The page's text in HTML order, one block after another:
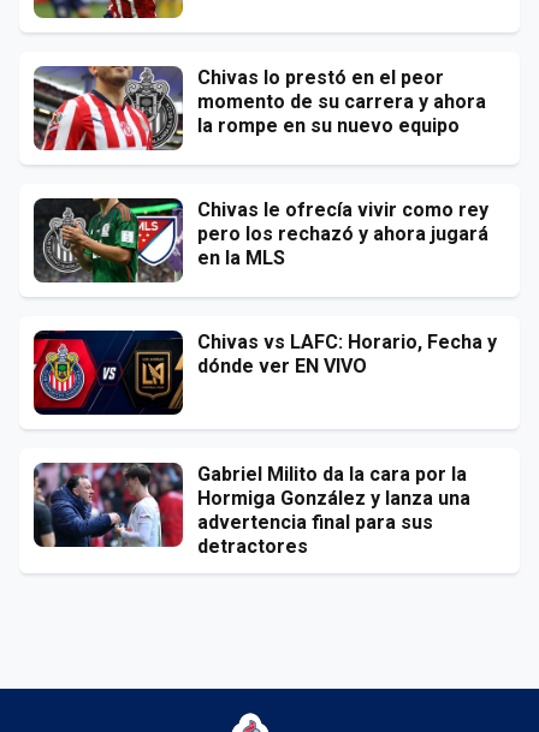
Chivas lo prestó en el peor
momento de su carrera y ahora
la rompe en su nuevo equipo
Chivas le ofrecía vivir como rey
pero los rechazó y ahora jugará
en la MLS
Chivas vs LAFC: Horario, Fecha y
dónde ver EN VIVO
Gabriel Milito da la cara por la
Hormiga González y lanza una
advertencia final para sus
detractores